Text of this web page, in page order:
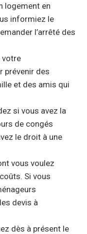
logement en
informiez le
l’arrêté des
votre
prévenir des
et des amis qui
si vous avez la
de congés
le droit à une
vous voulez
Si vous
devis à
dès à présent le